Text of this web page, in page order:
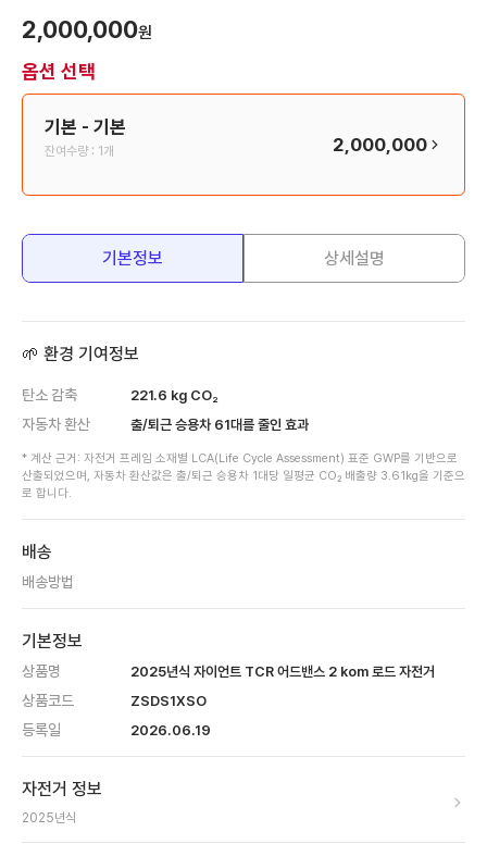
2,000,000원
옵션 선택
기본 - 기본
잔여수량 : 1개 2,000,000
기본정보 상세설명
🌱 환경 기여정보
탄소 감축 221.6 kg CO₂
자동차 환산 출/퇴근 승용차 61대를 줄인 효과
* 계산 근거: 자전거 프레임 소재별 LCA(Life Cycle Assessment) 표준 GWP를 기반으로
산출되었으며, 자동차 환산값은 출/퇴근 승용차 1대당 일평균 CO₂ 배출량 3.61kg을 기준으
로 합니다.
배송
배송방법
기본정보
상품명 2025년식 자이언트 TCR 어드밴스 2 kom 로드 자전거
상품코드 ZSDS1XSO
등록일 2026.06.19
자전거 정보
2025년식